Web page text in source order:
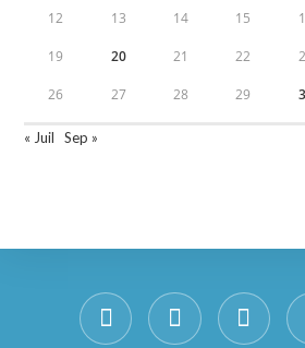
12 13 14 15
19 20 21 22
26 27 28 29
« Juil Sep »